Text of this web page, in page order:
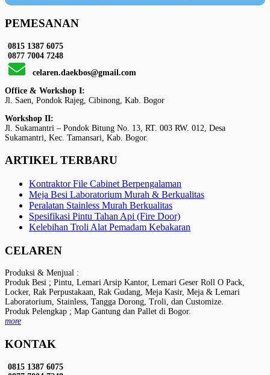
PEMESANAN
0815 1387 6075
0877 7004 7248
celaren.daekbos@gmail.com
Office & Workshop I:
Jl. Saen, Pondok Rajeg, Cibinong, Kab. Bogor
Workshop II:
Jl. Sukamantri – Pondok Bitung No. 13, RT. 003 RW. 012, Desa
Sukamantri, Kec. Tamansari, Kab. Bogor.
ARTIKEL TERBARU
Kontraktor File Cabinet Berpengalaman
Meja Besi Laboratorium Murah & Berkualitas
Peralatan Stainless Murah Berkualitas
Spesifikasi Pintu Tahan Api (Fire Door)
Kelebihan Troli Alat Pemadam Kebakaran
CELAREN
Produksi & Menjual :
Produk Besi ; Pintu, Lemari Arsip Kantor, Lemari Geser Roll O Pack,
Locker, Rak Perpustakaan, Rak Gudang, Meja Kasir, Meja & Lemari
Laboratorium, Stainless, Tangga Dorong, Troli, dan Customize.
Produk Pelengkap ; Map Gantung dan Pallet di Bogor.
more
KONTAK
0815 1387 6075